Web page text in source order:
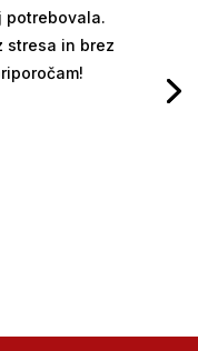
potrebovala.
stresa in brez